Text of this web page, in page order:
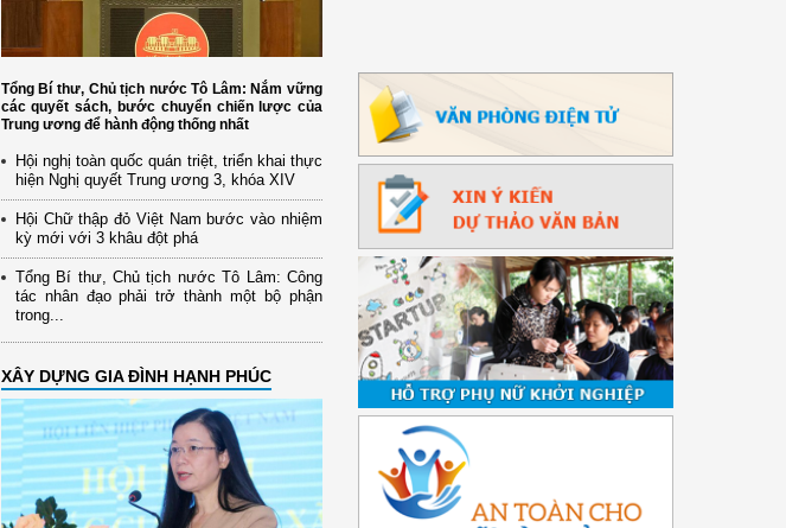
Tổng Bí thư, Chủ tịch nước Tô Lâm: Nắm vững
các quyết sách, bước chuyển chiến lược của
Trung ương để hành động thống nhất
Hội nghị toàn quốc quán triệt, triển khai thực
hiện Nghị quyết Trung ương 3, khóa XIV
Hội Chữ thập đỏ Việt Nam bước vào nhiệm
kỳ mới với 3 khâu đột phá
Tổng Bí thư, Chủ tịch nước Tô Lâm: Công
tác nhân đạo phải trở thành một bộ phận
trong...
XÂY DỰNG GIA ĐÌNH HẠNH PHÚC